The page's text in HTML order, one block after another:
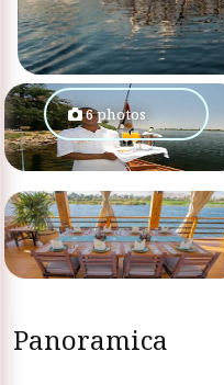
6 photos
Panoramica